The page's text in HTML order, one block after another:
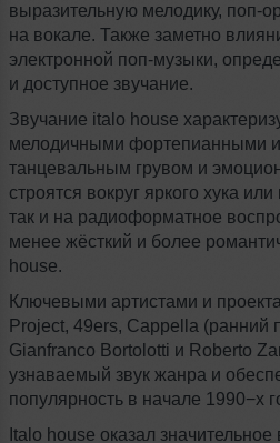
выразительную мелодику, поп-
на вокале. Также заметно
электронной поп-музыки,
и доступное звучание.
Звучание italo house
мелодичными фортепианными
танцевальным грувом и
строятся вокруг яркого хука
так и на радиоформатное
менее жёсткий и более
house.
Ключевыми артистами и
Project, 49ers, Cappella
Gianfranco Bortolotti и Roberto
узнаваемый звук жанра и
популярность в начале 1990−х
Italo house оказал